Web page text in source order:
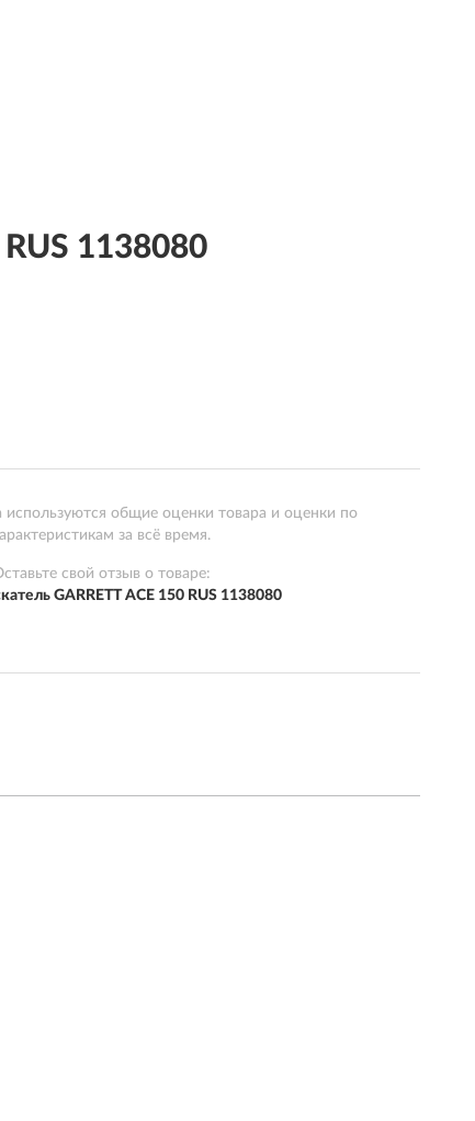
1138080
используются общие оценки товара и оценки по
за всё время.
свой отзыв о товаре:
GARRETT ACE 150 RUS 1138080